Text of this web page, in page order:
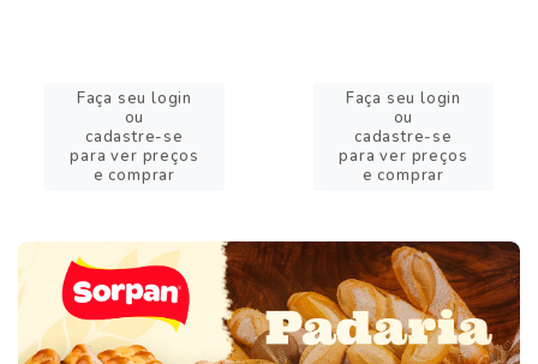
Faça seu login
ou
cadastre-se
para ver preços
e comprar
Faça seu login
ou
cadastre-se
para ver preços
e comprar